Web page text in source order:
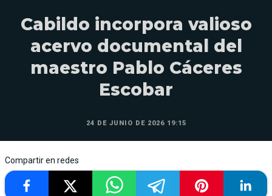
Cabildo incorpora valioso
acervo documental del
maestro Pablo Cáceres
Escobar
24 DE JUNIO DE 2026 19:15
Compartir en redes